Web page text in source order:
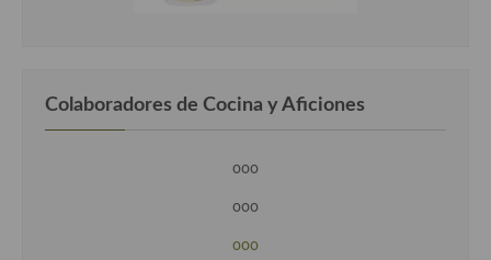
Colaboradores de Cocina y Aficiones
ooo
ooo
ooo